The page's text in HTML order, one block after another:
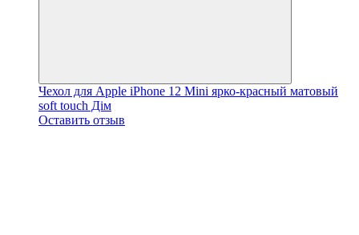
Чехол для Apple iPhone 12 Mini ярко-красный матовый
soft touch Дім
Оставить отзыв